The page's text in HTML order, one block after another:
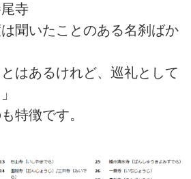
寺
聞いたことのある名刹ばか
とはあるけれど、巡礼として
特徴です。